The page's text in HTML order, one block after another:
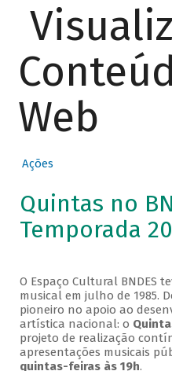
Web
Ações
Quintas no
Temporada
O Espaço Cultural BNDES
musical em julho de 1985.
pioneiro no apoio ao
artística nacional: o
projeto de realização
apresentações musicais
quintas-feiras às 19h.